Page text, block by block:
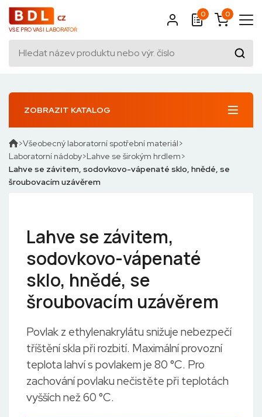
VŠE PRO VAŠI LABORATOŘ
0 0
ZOBRAZIT KATALOG
Všeobecný laboratorní spotřební materiál
Laboratorní nádoby Lahve se širokým hrdlem
Lahve se závitem, sodovkovo-vápenaté sklo, hnědé, se
šroubovacím uzávěrem
Lahve se závitem,
sodovkovo-vápenaté
sklo, hnědé, se
šroubovacím uzávěrem
Povlak z ethylenakrylátu snižuje nebezpečí
tříštění skla při rozbití. Maximální provozní
teplota lahví s povlakem je 80 °C. Pro
zachování povlaku nečistěte při teplotách
vyšších než 60 °C.